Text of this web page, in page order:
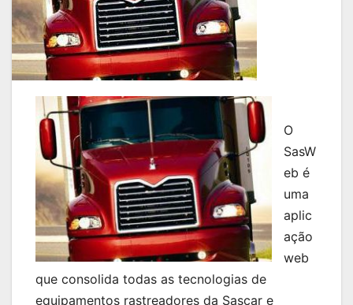
O
SasW
eb é
uma
aplic
ação
web
que consolida todas as tecnologias de
equipamentos rastreadores da Sascar e